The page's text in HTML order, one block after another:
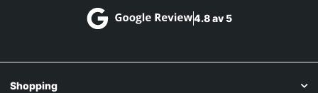
4.8 av 5
Shopping